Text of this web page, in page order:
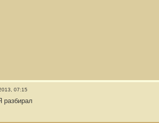
07:15
разбирал